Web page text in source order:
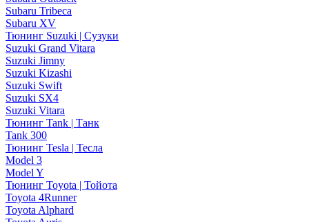
Subaru Tribeca
Subaru XV
Тюнинг Suzuki | Сузуки
Suzuki Grand Vitara
Suzuki Jimny
Suzuki Kizashi
Suzuki Swift
Suzuki SX4
Suzuki Vitara
Тюнинг Tank | Танк
Tank 300
Тюнинг Tesla | Тесла
Model 3
Model Y
Тюнинг Toyota | Тойота
Toyota 4Runner
Toyota Alphard